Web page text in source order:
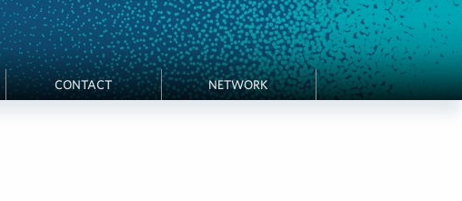
CONTACT NETWORK